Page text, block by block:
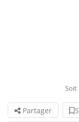
Soit
Partager